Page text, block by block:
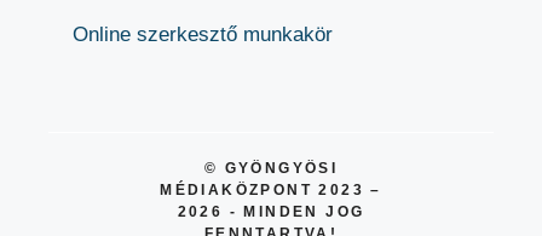
Online szerkesztő munkakör
© GYÖNGYÖSI
MÉDIAKÖZPONT 2023 –
2026 - MINDEN JOG